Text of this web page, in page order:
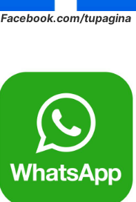
Facebook.com/tupagina